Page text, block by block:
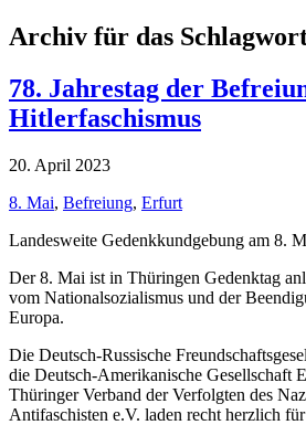
Archiv für das
78. Jahrestag der
Hitlerfaschismus
20. April 2023
8. Mai, Befreiung, Erfurt
Landesweite Gedenkkundgebung am 8.
Der 8. Mai ist in Thüringen Gedenktag
vom Nationalsozialismus und der
Europa.
Die Deutsch-Russische
die Deutsch-Amerikanische Gesellschaft
Thüringer Verband der Verfolgten des
Antifaschisten e.V. laden recht herzlich